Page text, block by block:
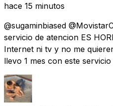
hace 15 minutos
@sugaminbiased
servicio de atencion ES
Internet ni tv y no me
llevo 1 mes con este